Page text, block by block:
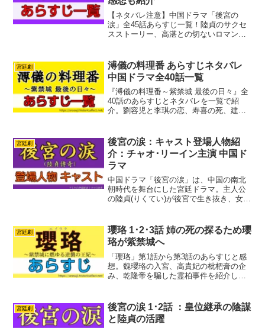
【ネタバレ注意】中国ドラマ「後宮の
涙」全45話あらすじ一覧！陸貞のサクセ
スストーリー、高湛との切ないロマン
します。
宮廷劇
溥儀の料理番 あらすじネタバレ
中国ドラマ全40話一覧
『溥儀の料理番～紫禁城 最後の日々』全
40話のあらすじとネタバレを一覧で紹
介。劉容児と李琪の恋、寿喜の死、建福
します。
宮廷劇
後宮の涙：キャスト登場人物紹
介：チャオ･リーイン主演 中国ド
ラマ
中国ドラマ「後宮の涙」は、中国の南北
朝時代を舞台にした宮廷ドラマ。主人公
の陸貞(りくてい)が後宮で生き抜き、女官
ことから始まります。復讐を誓い宮廷入
りを目指す陸貞は、皇...
宮廷劇
瓔珞 1･2･3話 姉の死の探るため瓔
珞が紫禁城へ
「瓔珞」第1話から第3話のあらすじと感
想。魏瓔珞の入宮、高貴妃の枇杷膏の企
み、乾隆帝を騙した霊柏事件を紹介しま
宮廷劇
後宮の涙 1･2話 ：皇位継承の陰謀
と陸貞の活躍